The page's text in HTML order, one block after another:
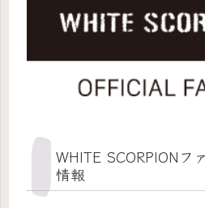
WHITE SCORPIONフ
情報